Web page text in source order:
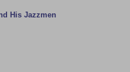
His Jazzmen